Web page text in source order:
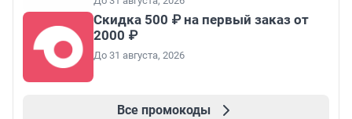
Скидка 500 ₽ на первый заказ от
2000 ₽
До 31 августа, 2026
Все промокоды